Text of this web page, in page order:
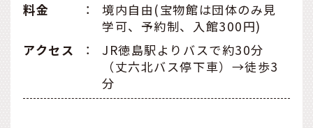
料金
：
境内自由(宝物館は団体のみ見
学可、予約制、入館300円)
アクセス
：
JR徳島駅よりバスで約30分
（丈六北バス停下車）→徒歩3
分